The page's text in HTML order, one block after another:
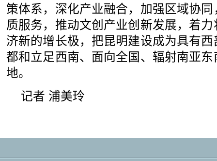
策体系，深化产业融合，加强区域协
质服务，推动文创产业创新发展，着
济新的增长极，把昆明建设成为具有
都和立足西南、面向全国、辐射南亚
地。
记者 浦美玲